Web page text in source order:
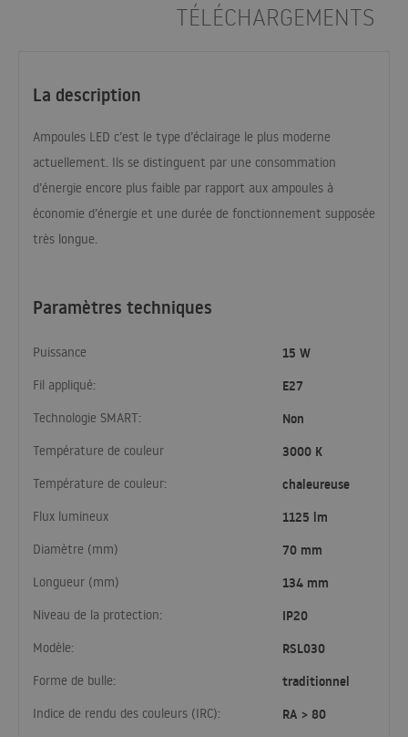
TÉLÉCHARGEMENTS
Paramètres techniques
Puissance 15 W
Fil appliqué: E27
Technologie SMART: Non
Température de couleur 3000 K
Température de couleur: chaleureuse
Flux lumineux 1125 lm
Diamètre (mm) 70 mm
Longueur (mm) 134 mm
Niveau de la protection: IP20
Modèle: RSL030
Forme de bulle: traditionnel
Indice de rendu des couleurs (IRC): RA > 80
La description
Ampoules LED c’est le type d’éclairage le plus moderne
actuellement. Ils se distinguent par une consommation
d’énergie encore plus faible par rapport aux ampoules à
économie d’énergie et une durée de fonctionnement supposée
très longue.